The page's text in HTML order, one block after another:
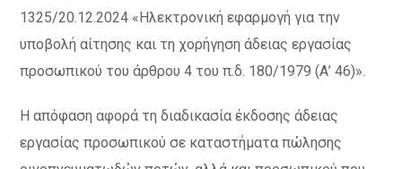
1325/20.12.2024 «Ηλεκτρονική εφαρμογή για την
υποβολή αίτησης και τη χορήγηση άδειας εργασίας
προσωπικού του άρθρου 4 του π.δ. 180/1979 (Α’ 46)».
Η απόφαση αφορά τη διαδικασία έκδοσης άδειας
εργασίας προσωπικού σε καταστήματα πώλησης